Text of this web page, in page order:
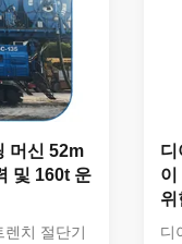
머신 52m
및 160t 운
치 절단기
디
이
위
디